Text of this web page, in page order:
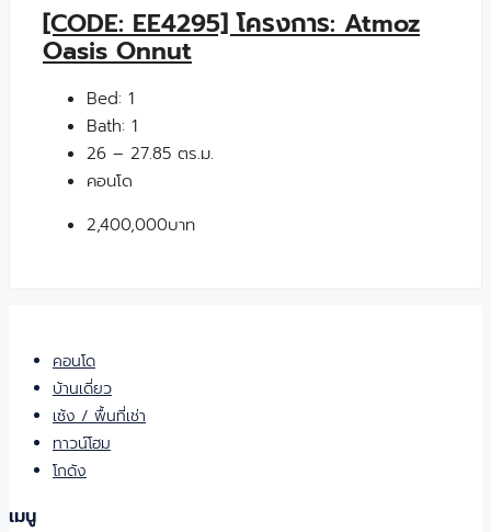
[CODE: EE4295] โครงการ: Atmoz
Oasis Onnut
Bed: 1
Bath: 1
26 – 27.85 ตร.ม.
คอนโด
2,400,000บาท
คอนโด
บ้านเดี่ยว
เซ้ง / พื้นที่เช่า
ทาวน์โฮม
โกดัง
เมนู